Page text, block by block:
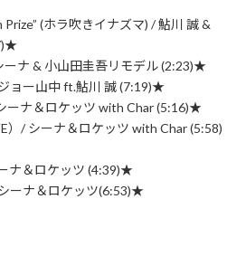
Prize” (ホラ吹きイナズマ) / 鮎川 誠 &
ーナ & 小山田圭吾リモデル (2:23)★
ョー山中 ft.鮎川 誠 (7:19)★
ーナ＆ロケッツ with Char (5:16)★
）/ シーナ＆ロケッツ with Char (5:58)
ナ＆ロケッツ (4:39)★
ーナ＆ロケッツ(6:53)★